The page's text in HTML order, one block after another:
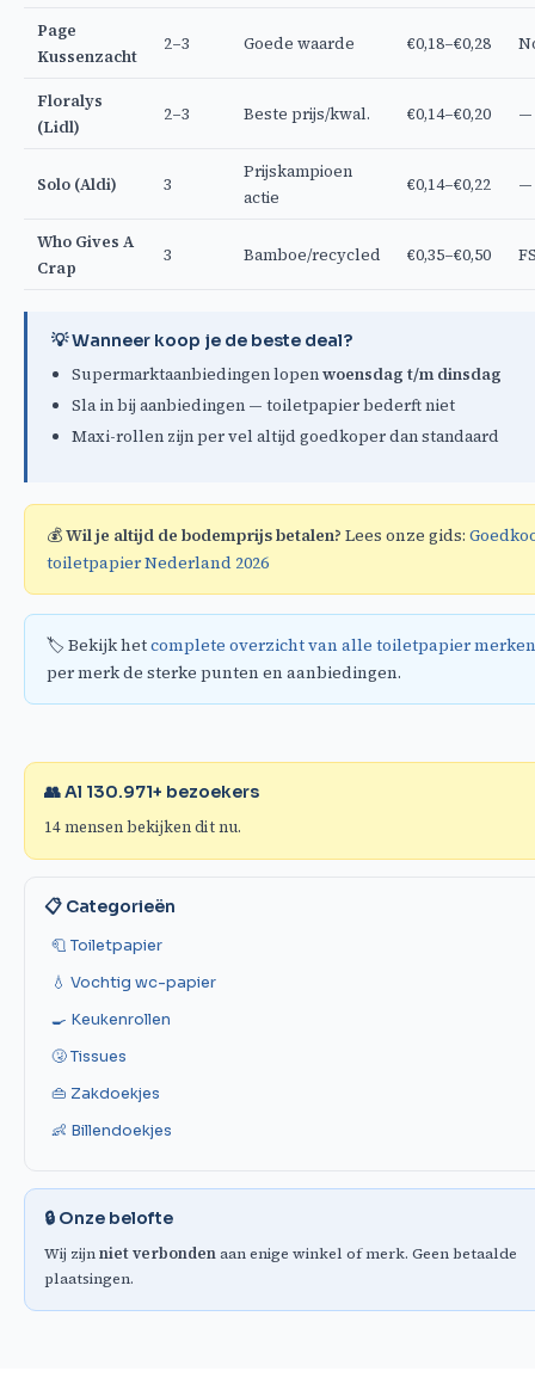
Page
Kussenzacht
2–3 Goede waarde €0,18–€0,28
Floralys
(Lidl)
2–3 Beste prijs/kwal. €0,14–€0,20 —
Solo (Aldi) 3
Prijskampioen
actie
€0,14–€0,22 —
Who Gives A
Crap
3 Bamboe/recycled €0,35–€0,50
💡 Wanneer koop je de beste deal?
Supermarktaanbiedingen lopenwoensdag t/m dinsdag
Sla in bij aanbiedingen — toiletpapier bederft niet
Maxi-rollen zijn per vel altijd goedkoper dan standaard
💰Wil je altijd de bodemprijs betalen? Lees onze gids:
toiletpapier Nederland 2026
🏷️ Bekijk hetcomplete overzicht van alle toiletpapier merken
per merk de sterke punten en aanbiedingen.
👥 Al 130.971+ bezoekers
14mensen bekijken dit nu.
📋 Categorieën
🧻 Toiletpapier
💧 Vochtig wc-papier
🍳 Keukenrollen
🤧 Tissues
👜 Zakdoekjes
👶 Billendoekjes
🔒 Onze belofte
Wij zijnniet verbondenaan enige winkel of merk. Geen betaalde
plaatsingen.